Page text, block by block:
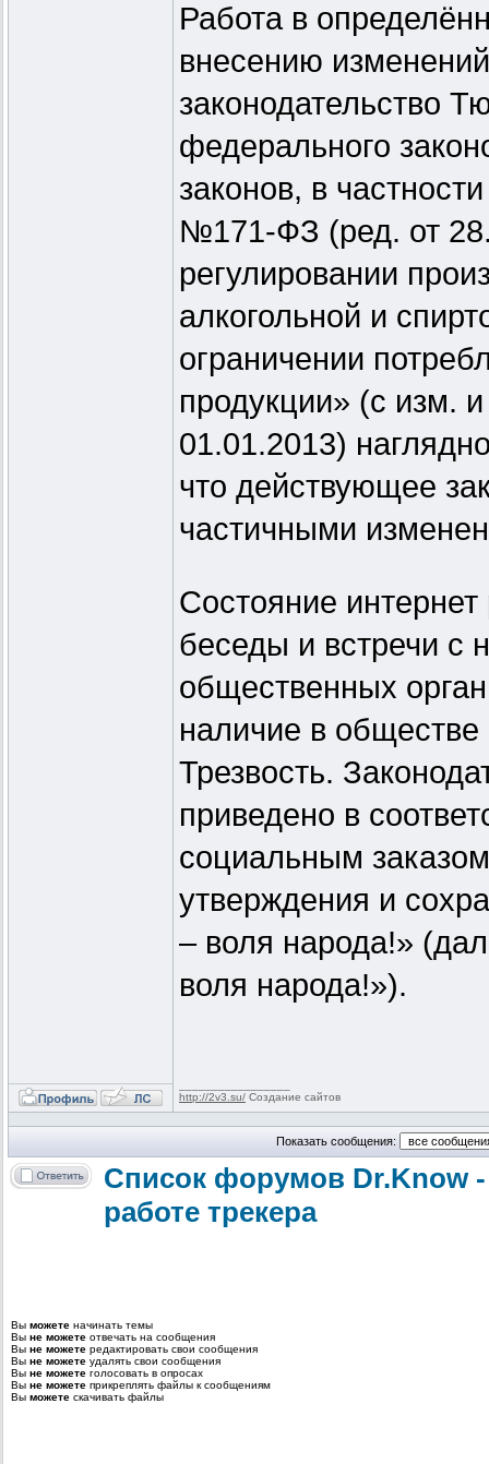
Работа в
внесению
законодательство
федерального
законов, в
№171-ФЗ (ред. от
регулировании
алкогольной и
ограничении
продукции» (с изм.
01.01.2013)
что действующее
частичными
Состояние
беседы и встречи с
общественных
наличие в обществе
Трезвость.
приведено в
социальным
утверждения и
– воля народа!»
воля народа!»).
http://2v3.su/ Создание сайтов
Показать сообщения:
Список форумов Dr.Know
работе трекера
Вы можете начинать темы
Вы не можете отвечать на сообщения
Вы не можете редактировать свои сообщения
Вы не можете удалять свои сообщения
Вы не можете голосовать в опросах
Вы не можете прикреплять файлы к сообщениям
Вы можете скачивать файлы